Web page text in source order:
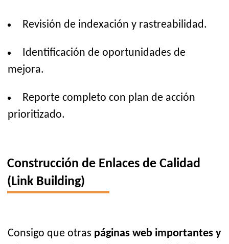
Revisión de indexación y rastreabilidad.
Identificación de oportunidades de
mejora.
Reporte completo con plan de acción
prioritizado.
Construcción de Enlaces de Calidad
(Link Building)
Consigo que otras páginas web importantes y